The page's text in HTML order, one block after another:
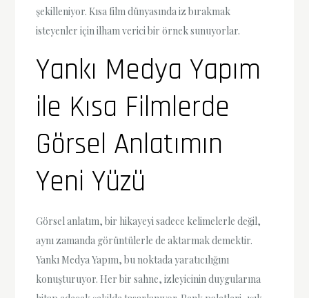
şekilleniyor. Kısa film dünyasında iz bırakmak
isteyenler için ilham verici bir örnek sunuyorlar.
Yankı Medya Yapım
ile Kısa Filmlerde
Görsel Anlatımın
Yeni Yüzü
Görsel anlatım, bir hikayeyi sadece kelimelerle değil,
aynı zamanda görüntülerle de aktarmak demektir.
Yankı Medya Yapım, bu noktada yaratıcılığını
konuşturuyor. Her bir sahne, izleyicinin duygularına